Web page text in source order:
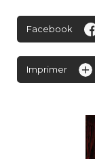
Facebook
Imprimer